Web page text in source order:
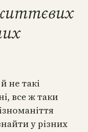
не такі
все ж таки
у різних